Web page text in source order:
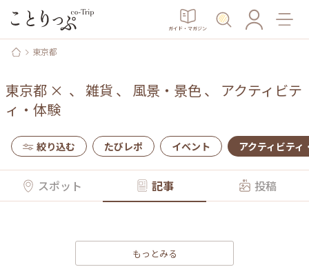
ガイド・マガジン
東京都
東京都 × 、 雑貨 、 風景・景色、 アクティビテ
ィ・体験
絞り込む たびレポ イベント アクティビティ
スポット 記事 投稿
もっとみる